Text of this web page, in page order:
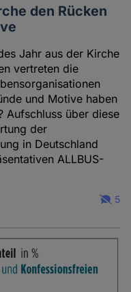
den Rücken
Jahr aus der Kirche
vertreten die
und Motive haben
Aufschluss über diese
der
in Deutschland
ALLBUS-
5